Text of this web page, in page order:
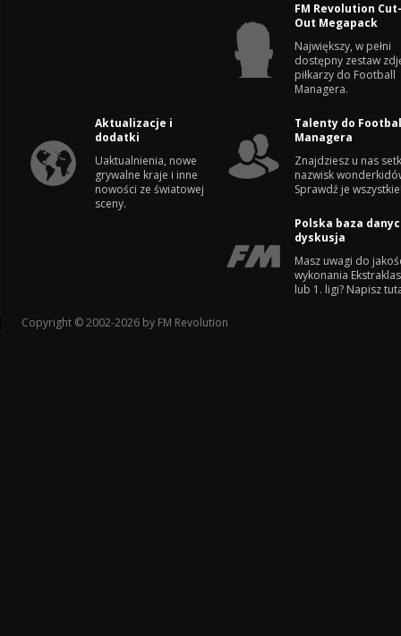
FM Revolution
Out Megapack
Największy, w pełni
dostępny zestaw
piłkarzy do Football
Managera.
Aktualizacje i
dodatki
Uaktualnienia, nowe
grywalne kraje i inne
nowości ze światowej
sceny.
Talenty do
Managera
Znajdziesz u nas
nazwisk
Sprawdź je
Polska baza
dyskusja
Masz uwagi do
wykonania
lub 1. ligi? Napisz
Copyright © 2002-2026 by FM Revolution